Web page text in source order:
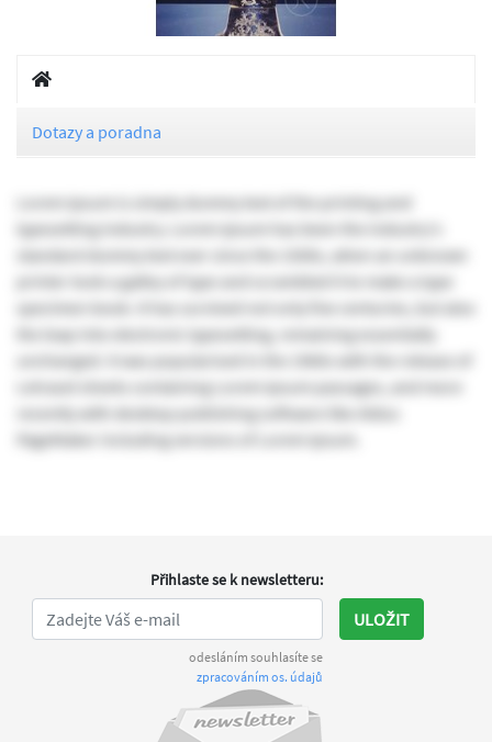
Dotazy a poradna
Lorem Ipsum is simply dummy text of the printing and
typesetting industry. Lorem Ipsum has been the industry's
standard dummy text ever since the 1500s, when an unknown
printer took a galley of type and scrambled it to make a type
specimen book. It has survived not only five centuries, but also
the leap into electronic typesetting, remaining essentially
unchanged. It was popularised in the 1960s with the release of
Letraset sheets containing Lorem Ipsum passages, and more
recently with desktop publishing software like Aldus
PageMaker including versions of Lorem Ipsum.
Přihlaste se k newsletteru:
odesláním souhlasíte se
zpracováním os. údajů
ULOŽIT